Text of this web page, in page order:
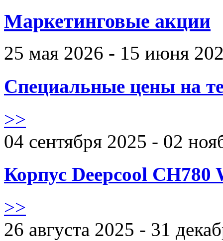
Маркетинговые акции
25 мая 2026 - 15 июня
Специальные цены на
>>
04 сентября 2025 - 02
Корпус Deepcool CH780
>>
26 августа 2025 - 31